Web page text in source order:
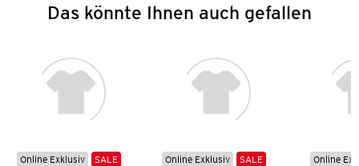
Das könnte Ihnen auch gefallen
Online Exklusiv
SALE
Online Exklusiv
SALE
Online